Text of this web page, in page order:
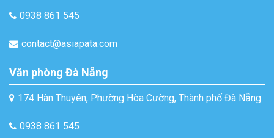
0938 861 545
contact@asiapata.com
Văn phòng Đà Nẵng
174 Hàn Thuyên, Phường Hòa Cường, Thành phố Đà Nẵng
0938 861 545